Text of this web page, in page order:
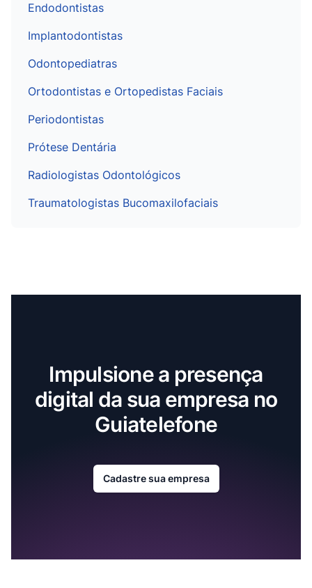
Endodontistas
Implantodontistas
Odontopediatras
Ortodontistas e Ortopedistas Faciais
Periodontistas
Prótese Dentária
Radiologistas Odontológicos
Traumatologistas Bucomaxilofaciais
Impulsione a presença
digital da sua empresa no
Guiatelefone
Cadastre sua empresa